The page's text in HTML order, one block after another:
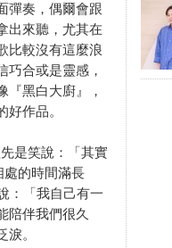
彈奏，偶爾會跟
出來聽，尤其在
比較沒有這麼浪
巧合或是靈感，
『黑白大廚』，
作品。
是笑說：「其實
處的時間滿長
：「我自己有一
陪伴我們很久
。